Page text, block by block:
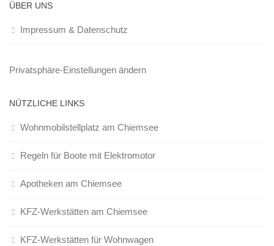
ÜBER UNS
Impressum & Datenschutz
Privatsphäre-Einstellungen ändern
NÜTZLICHE LINKS
Wohnmobilstellplatz am Chiemsee
Regeln für Boote mit Elektromotor
Apotheken am Chiemsee
KFZ-Werkstätten am Chiemsee
KFZ-Werkstätten für Wohnwagen